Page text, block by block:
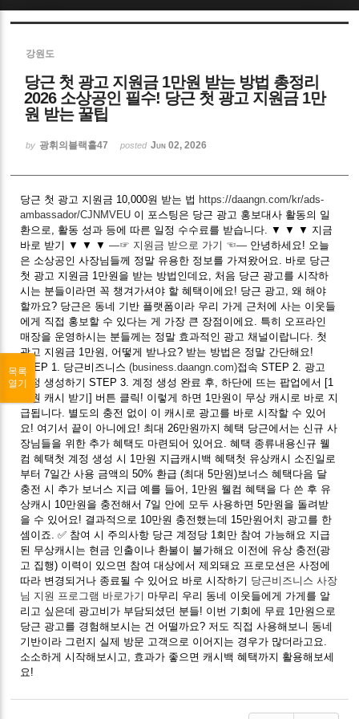
강원도
당근 첫 광고 지원금 1만원 받는 방법 총정리
2026 소상공인 필수! 당근 첫 광고 지원금 1만
원 받는 꿀팁
by 광휘의블랙홀47 posted Jun 02, 2026
당근 첫 광고 지원금 10,000원 받는 법 https://daangn.com/kr/ads-
ambassador/CJNMVEU 이 포스팅은 당근 광고 홍보대사 활동의 일
환으로, 활동 성과 등에 따른 일정 수수료를 받습니다. ▼ ▼ ▼ 지금
바로 받기 ▼ ▼ ▼―☞ 지원금 받으로 가기 ☜― 안녕하세요! 오늘
은 소상공인 사장님들께 정말 유용한 정보를 가져왔어요. 바로 당근
첫 광고 지원금 1만원을 받는 방법인데요, 처음 당근 광고를 시작하
시는 분들이라면 꼭 챙겨가셔야 할 혜택이에요! 당근 광고, 왜 해야
할까요? 당근은 동네 기반 플랫폼이라 우리 가게 근처에 사는 이웃들
에게 직접 홍보할 수 있다는 게 가장 큰 장점이에요. 특히 오프라인
매장을 운영하시는 분들께는 정말 효과적인 광고 채널이랍니다. 첫
광고 지원금 1만원, 어떻게 받나요? 받는 방법은 정말 간단해요!
STEP 1. 당근비즈니스(business.daangn.com)접속 STEP 2. 광고
계정 생성하기 STEP 3. 계정 생성 완료 후, 하단에 뜨는 팝업에서 [1
만원 캐시 받기] 버튼 클릭! 이렇게 하면 1만원이 무상 캐시로 바로 지
급됩니다. 별도의 충전 없이 이 캐시로 광고를 바로 시작할 수 있어
요! 여기서 끝이 아니에요! 최대 26만원까지 혜택 당근에서는 신규 사
장님들을 위한 추가 혜택도 마련되어 있어요. 혜택 종류내용신규 웰
컴 혜택첫 계정 생성 시 1만원 지급캐시백 혜택첫 유상캐시 소진일로
부터 7일간 사용 금액의 50% 환급 (최대 5만원)보너스 혜택다음 달
충전 시 추가 보너스 지급 예를 들어, 1만원 웰컴 혜택을 다 쓴 후 유
상캐시 10만원을 충전해서 7일 안에 모두 사용하면 5만원을 돌려받
을 수 있어요! 결과적으로 10만원 충전했는데 15만원어치 광고를 한
셈이죠. ✅ 참여 시 주의사항 당근 계정당 1회만 참여 가능해요 지급
된 무상캐시는 현금 인출이나 환불이 불가해요 이전에 유상 충전(광
고 집행) 이력이 있으면 참여 대상에서 제외돼요 프로모션은 사정에
따라 변경되거나 종료될 수 있어요 바로 시작하기 당근비즈니스 사장
님 지원 프로그램 바로가기 마무리 우리 동네 이웃들에게 가게를 알
리고 싶은데 광고비가 부담되셨던 분들! 이번 기회에 무료 1만원으로
당근 광고를 경험해보시는 건 어떨까요? 저도 직접 사용해보니 동네
기반이라 그런지 실제 방문 고객으로 이어지는 경우가 많더라고요.
소소하게 시작해보시고, 효과가 좋으면 캐시백 혜택까지 활용해보세
요!
목록
열기
Sketchbook5, 스케치북5
Sketchbook5, 스케치북5